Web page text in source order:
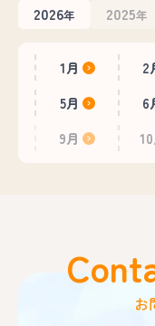
2026年 2025年
1月 2
5月
6
9月
お